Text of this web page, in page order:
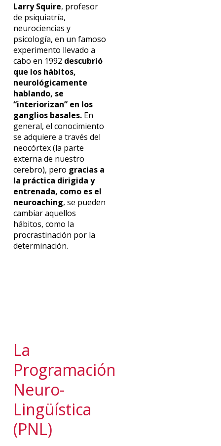
Larry Squire, profesor
de psiquiatría,
neurociencias y
psicología, en un famoso
experimento llevado a
cabo en 1992 descubrió
que los hábitos,
neurológicamente
hablando, se
“interiorizan” en los
ganglios basales.En
general, el conocimiento
se adquiere a través del
neocórtex (la parte
externa de nuestro
cerebro), pero gracias a
la práctica dirigida y
entrenada, como es el
neuroaching, se pueden
cambiar aquellos
hábitos, como la
procrastinación por la
determinación.
La
Programación
Neuro-
Lingüística
(PNL)